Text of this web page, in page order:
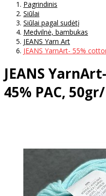
Pagrindinis
Siūlai
Siūlai pagal sudėtį
Medvilnė, bambukas
JEANS Yarn Art
JEANS YarnArt- 55%
JEANS
45% PAC,